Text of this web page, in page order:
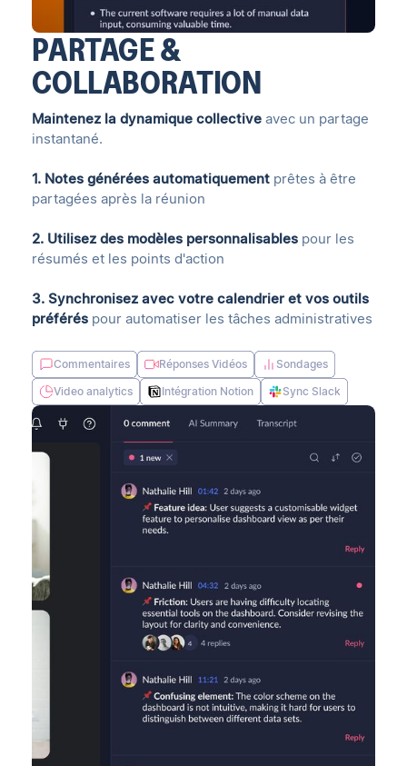
PARTAGE &
COLLABORATION
Maintenez la dynamique collective avec un partage
instantané.
1. Notes générées automatiquement prêtes à être
partagées après la réunion
2. Utilisez des modèles personnalisables pour les
résumés et les points d'action
3. Synchronisez avec votre calendrier et vos outils
préférés pour automatiser les tâches administratives
Commentaires Réponses Vidéos
Sondages
Video analytics
Intégration Notion Sync Slack